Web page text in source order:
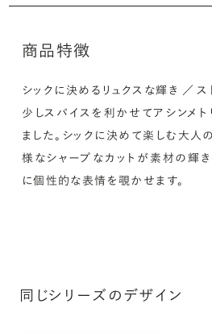
アフター
けでなく購入後の刻印も、リング
が異なる場合があります。詳細は「
詳しく見る
シークレットストーン：指輪の
商品特徴
シックに決めるリュクスな輝き ／ ス
少しスパイスを利かせてアシンメ
ました。シックに決めて楽しむ大人
様なシャープなカットが素材の輝
に個性的な表情を覗かせます。
同じシリーズのデザイン